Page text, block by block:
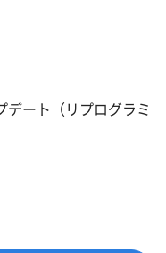
デート（リプログラミ